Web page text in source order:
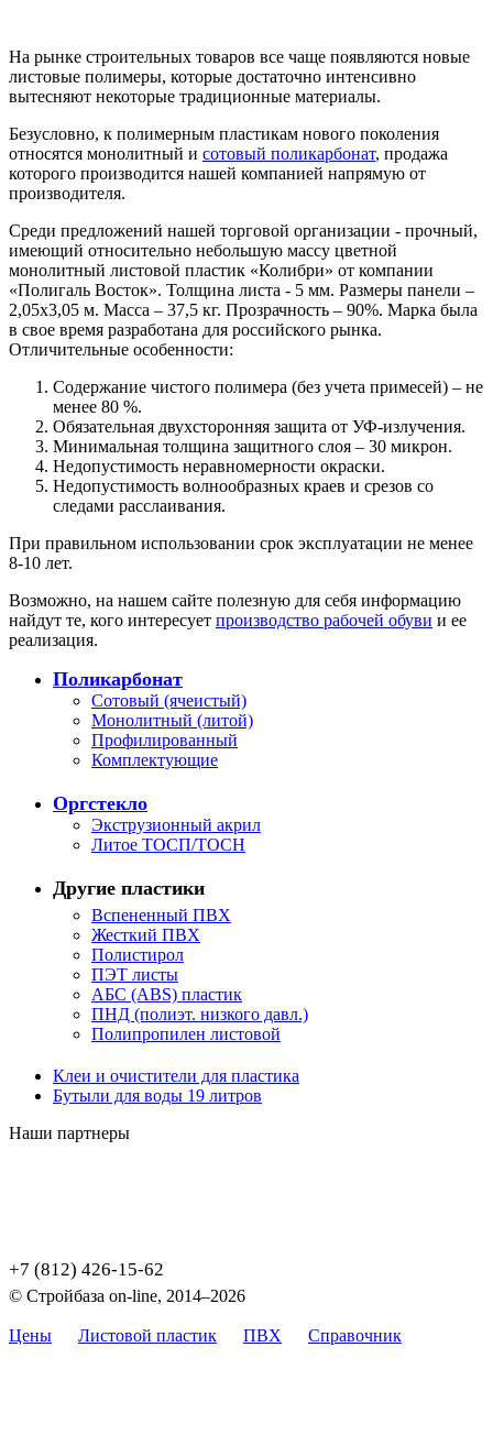
На рынке строительных товаров все чаще появляются новые
листовые полимеры, которые достаточно интенсивно
вытесняют некоторые традиционные материалы.
Безусловно, к полимерным пластикам нового поколения
относятся монолитный и сотовый поликарбонат, продажа
которого производится нашей компанией напрямую от
производителя.
Среди предложений нашей торговой организации - прочный,
имеющий относительно небольшую массу цветной
монолитный листовой пластик «Колибри» от компании
«Полигаль Восток». Толщина листа - 5 мм. Размеры панели –
2,05х3,05 м. Масса – 37,5 кг. Прозрачность – 90%. Марка была
в свое время разработана для российского рынка.
Отличительные особенности:
Содержание чистого полимера (без учета примесей) – не
менее 80 %.
Обязательная двухсторонняя защита от УФ-излучения.
Минимальная толщина защитного слоя – 30 микрон.
Недопустимость неравномерности окраски.
Недопустимость волнообразных краев и срезов со
следами расслаивания.
При правильном использовании срок эксплуатации не менее
8-10 лет.
Возможно, на нашем сайте полезную для себя информацию
найдут те, кого интересует производство рабочей обуви и ее
реализация.
Поликарбонат
Сотовый (ячеистый)
Монолитный (литой)
Профилированный
Комплектующие
Оргстекло
Экструзионный акрил
Литое ТОСП/ТОСН
Другие пластики
Вспененный ПВХ
Жесткий ПВХ
Полистирол
ПЭТ листы
АБС (ABS) пластик
ПНД (полиэт. низкого давл.)
Полипропилен листовой
Клеи и очистители для пластика
Бутыли для воды 19 литров
Наши партнеры
+7 (812) 426-15-62
© Стройбаза on-line, 2014–2026
Цены Листовой пластик ПВХ Справочник